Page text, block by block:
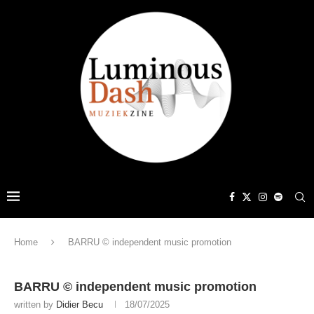
Home BARRU © independent music promotion
BARRU © independent music promotion
written by Didier Becu 18/07/2025